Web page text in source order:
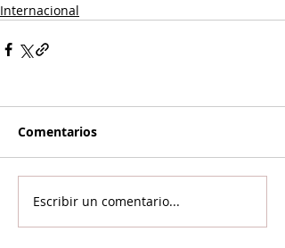
Internacional
Comentarios
Escribir un comentario...